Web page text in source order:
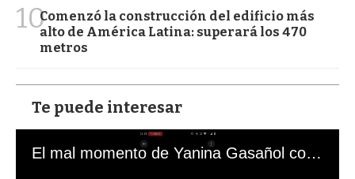
10Comenzó la construcción del edificio más
alto de América Latina: superará los 470
metros
Te puede interesar
El mal momento de Yanina Gasañol con un hincha argentino en "Subrayado"